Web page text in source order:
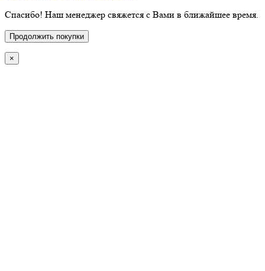
Спасибо! Наш менеджер свяжется с Вами в ближайшее время.
Продолжить покупки
×